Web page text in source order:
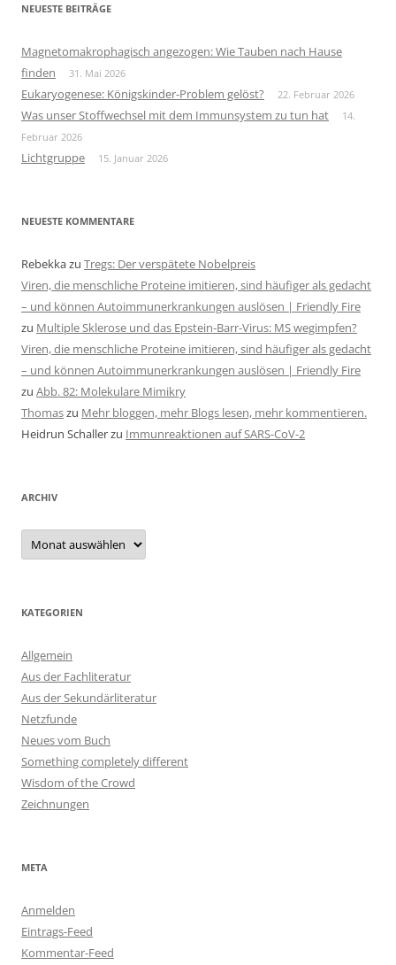
NEUESTE BEITRÄGE
Magnetomakrophagisch angezogen: Wie Tauben nach Hause
finden
31. Mai 2026
Eukaryogenese: Königskinder-Problem gelöst? 22. Februar 2026
Was unser Stoffwechsel mit dem Immunsystem zu tun hat
14.
Februar 2026
Lichtgruppe 15. Januar 2026
NEUESTE KOMMENTARE
Rebekkazu Tregs: Der verspätete Nobelpreis
Viren, die menschliche Proteine imitieren, sind häufiger als gedacht
– und können Autoimmunerkrankungen auslösen | Friendly Fire
zu Multiple Sklerose und das Epstein-Barr-Virus: MS wegimpfen?
Viren, die menschliche Proteine imitieren, sind häufiger als gedacht
– und können Autoimmunerkrankungen auslösen | Friendly Fire
zu Abb. 82: Molekulare Mimikry
Thomaszu Mehr bloggen, mehr Blogs lesen, mehr kommentieren.
Heidrun Schallerzu Immunreaktionen auf SARS-CoV-2
ARCHIV
Archiv
KATEGORIEN
Allgemein
Aus der Fachliteratur
Aus der Sekundärliteratur
Netzfunde
Neues vom Buch
Something completely different
Wisdom of the Crowd
Zeichnungen
META
Anmelden
Eintrags-Feed
Kommentar-Feed